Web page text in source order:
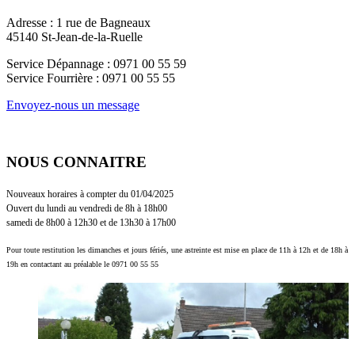
Adresse : 1 rue de Bagneaux
45140 St-Jean-de-la-Ruelle
Service Dépannage : 0971 00 55 59
Service Fourrière : 0971 00 55 55
Envoyez-nous un message
NOUS CONNAITRE
Nouveaux horaires à compter du 01/04/2025
Ouvert du lundi au vendredi de 8h à 18h00
samedi de 8h00 à 12h30 et de 13h30 à 17h00
Pour toute restitution les dimanches et jours fériés, une astreinte est mise en place de 11h à 12h et de 18h à
19h en contactant au préalable le 0971 00 55 55